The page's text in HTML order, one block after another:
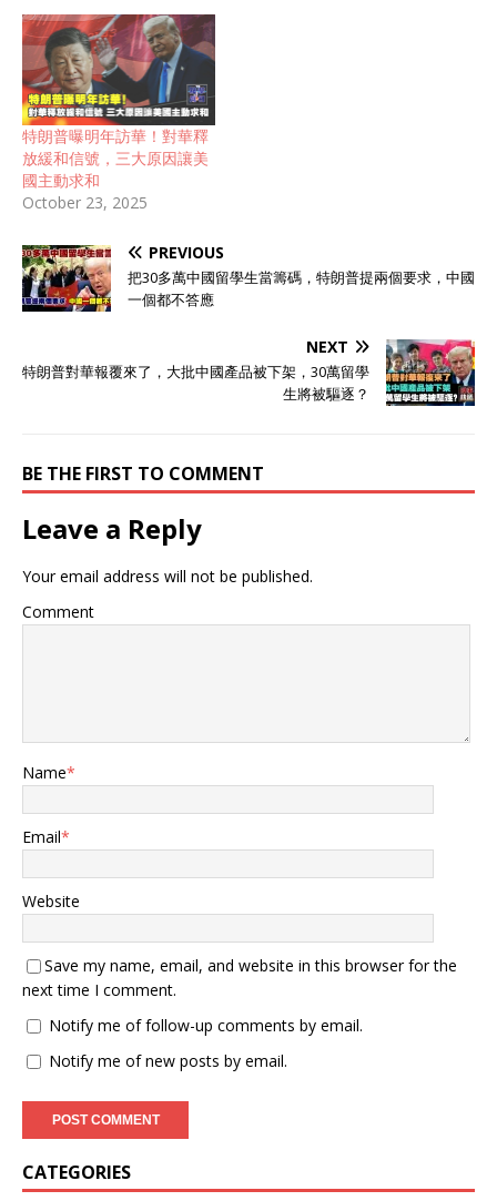
特朗普曝明年訪華！對華釋
放緩和信號，三大原因讓美
國主動求和​
October 23, 2025
PREVIOUS
把30多萬中國留學生當籌碼，特朗普提兩個要求，中國
一個都不答應
NEXT
特朗普對華報覆來了，大批中國產品被下架，30萬留學
生將被驅逐？
BE THE FIRST TO COMMENT
Leave a Reply
Your email address will not be published.
Comment
Name*
Email*
Website
Save my name, email, and website in this browser for the
next time I comment.
Notify me of follow-up comments by email.
Notify me of new posts by email.
CATEGORIES